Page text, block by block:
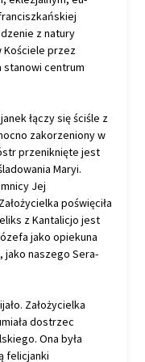
z natury
Koś­ciele przez
stanowi cen­trum
łączy się ściśle z
zakorzeniony w
przeniknięte jest
Maryi.
Jej
poświęciła
z Kan­talicjo jest
jako opiekuna
jako naszego Sera­
Założycielka
dostrzec
Ona była
felicjanki